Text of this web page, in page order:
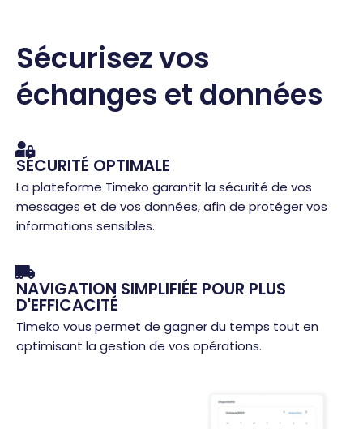
Sécurisez vos
échanges et données
SÉCURITÉ OPTIMALE
La plateforme Timeko garantit la sécurité de vos
messages et de vos données, afin de protéger vos
informations sensibles.
NAVIGATION SIMPLIFIÉE POUR PLUS
D'EFFICACITÉ
Timeko vous permet de gagner du temps tout en
optimisant la gestion de vos opérations.